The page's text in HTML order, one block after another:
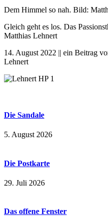
Dem Himmel so nah. Bild:
Gleich geht es los. Das
Matthias Lehnert
14. August 2022 || ein Beitrag
Lehnert
Die Sandale
5. August 2026
Die Postkarte
29. Juli 2026
Das offene Fenster